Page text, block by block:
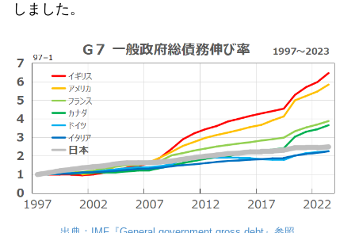
しました。